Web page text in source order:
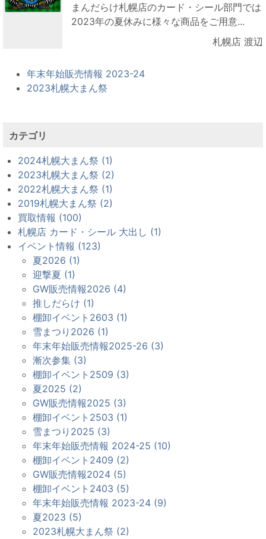
まんだらけ札幌店のカード・シール部門では
2023年の夏休みに様々な商品をご用意...
札幌店 渡辺
年末年始販売情報 2023-24
2023札幌大まん祭
カテゴリ
2024札幌大まん祭 (1)
2023札幌大まん祭 (2)
2022札幌大まん祭 (1)
2019札幌大まん祭 (2)
買取情報 (100)
札幌店 カード・シール 大出し (1)
イベント情報 (123)
夏2026 (1)
迎撃夏 (1)
GW販売情報2026 (4)
推しだらけ (1)
棚卸イベント2603 (1)
雪まつり2026 (1)
年末年始販売情報2025-26 (3)
漸次参集 (3)
棚卸イベント2509 (3)
夏2025 (2)
GW販売情報2025 (3)
棚卸イベント2503 (1)
雪まつり2025 (3)
年末年始販売情報 2024-25 (10)
棚卸イベント2409 (2)
GW販売情報2024 (5)
棚卸イベント2403 (5)
年末年始販売情報 2023-24 (9)
夏2023 (5)
2023札幌大まん祭 (2)